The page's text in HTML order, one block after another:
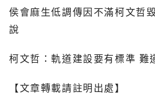
侯會麻生低調傳因不滿柯文哲
說
柯文哲：軌道建設要有標準 難
【文章轉載請註明出處】